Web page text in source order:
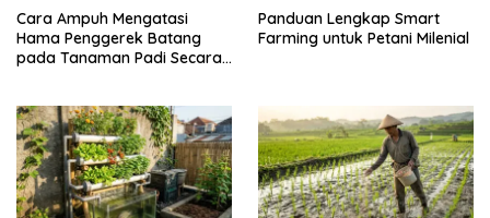
Cara Ampuh Mengatasi
Hama Penggerek Batang
pada Tanaman Padi Secara
Panduan Lengkap Smart
Farming untuk Petani Milenial